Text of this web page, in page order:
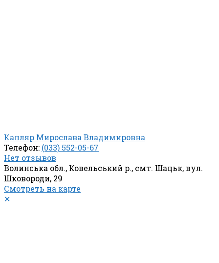
Капляр Мирослава Владимировна
Телефон: (033) 552-05-67
Нет отзывов
Волинська обл., Ковельський р., смт. Шацьк, вул.
Шковороди, 29
Смотреть на карте
✕